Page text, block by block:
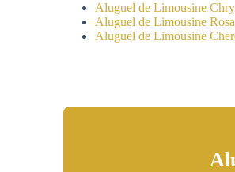
Aluguel de Limousine
Aluguel de Limousine Rosa
Aluguel de Limousine